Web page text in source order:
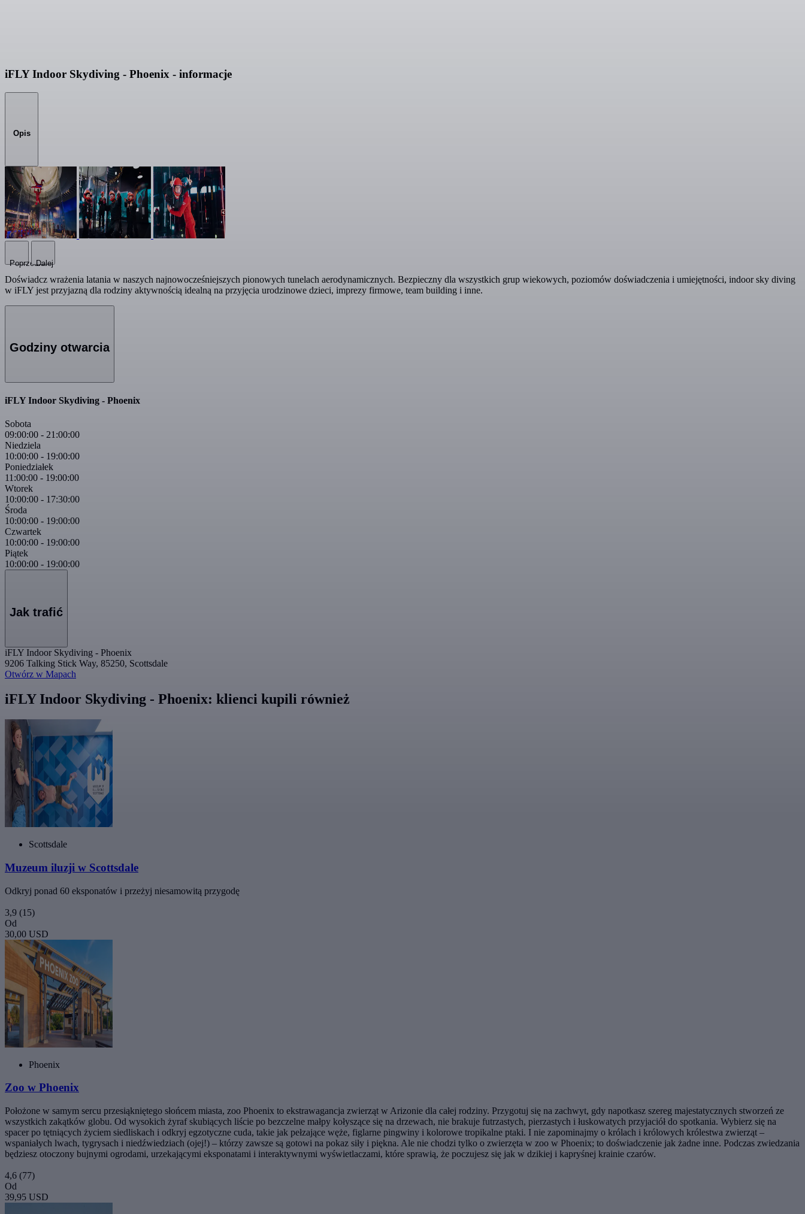
iFLY Indoor Skydiving - Phoenix - informacje
Opis
PoprzedniDalej
Doświadcz wrażenia latania w naszych najnowocześniejszych pionowych tunelach aerodynamicznych. Bezpieczny dla wszystkich grup wiekowych, poziomów doświadczenia i umiejętności, indoor sky diving
w iFLY jest przyjazną dla rodziny aktywnością idealną na przyjęcia urodzinowe dzieci, imprezy firmowe, team building i inne.
Godziny otwarcia
iFLY Indoor Skydiving - Phoenix
Sobota
09:00:00 - 21:00:00
Niedziela
10:00:00 - 19:00:00
Poniedziałek
11:00:00 - 19:00:00
Wtorek
10:00:00 - 17:30:00
Środa
10:00:00 - 19:00:00
Czwartek
10:00:00 - 19:00:00
Piątek
10:00:00 - 19:00:00
Jak trafić
iFLY Indoor Skydiving - Phoenix
9206 Talking Stick Way, 85250, Scottsdale
Otwórz w Mapach
iFLY Indoor Skydiving - Phoenix: klienci kupili również
Scottsdale
Muzeum iluzji w Scottsdale
Odkryj ponad 60 eksponatów i przeżyj niesamowitą przygodę
3,9 (15)
Od
30,00 USD
Phoenix
Zoo w Phoenix
Położone w samym sercu przesiąkniętego słońcem miasta, zoo Phoenix to ekstrawagancja zwierząt w Arizonie dla całej rodziny. Przygotuj się na zachwyt, gdy napotkasz szereg majestatycznych stworzeń ze
wszystkich zakątków globu. Od wysokich żyraf skubiących liście po bezczelne małpy kołyszące się na drzewach, nie brakuje futrzastych, pierzastych i łuskowatych przyjaciół do spotkania. Wybierz się na
spacer po tętniących życiem siedliskach i odkryj egzotyczne cuda, takie jak pełzające węże, figlarne pingwiny i kolorowe tropikalne ptaki. I nie zapominajmy o królach i królowych królestwa zwierząt –
wspaniałych lwach, tygrysach i niedźwiedziach (ojej!) – którzy zawsze są gotowi na pokaz siły i piękna. Ale nie chodzi tylko o zwierzęta w zoo w Phoenix; to doświadczenie jak żadne inne. Podczas zwiedzania
będziesz otoczony bujnymi ogrodami, urzekającymi eksponatami i interaktywnymi wyświetlaczami, które sprawią, że poczujesz się jak w dzikiej i kapryśnej krainie czarów.
4,6 (77)
Od
39,95 USD